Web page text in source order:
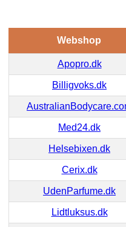
Webshop
Apopro.dk
Billigvoks.dk
Med24.dk
Helsebixen.dk
Cerix.dk
UdenParfume.dk
Lidtluksus.dk